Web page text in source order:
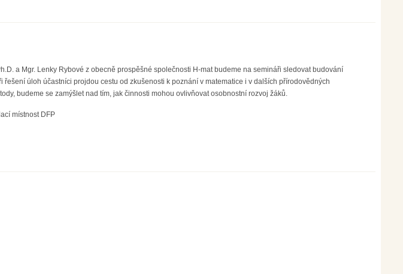
a Mgr. Lenky Rybové z obecně prospěšné společnosti H-mat budeme na semináři sledovat budování
úloh účastníci projdou cestu od zkušenosti k poznání v matematice i v dalších přírodovědných
budeme se zamýšlet nad tím, jak činnosti mohou ovlivňovat osobnostní rozvoj žáků.
místnost DFP